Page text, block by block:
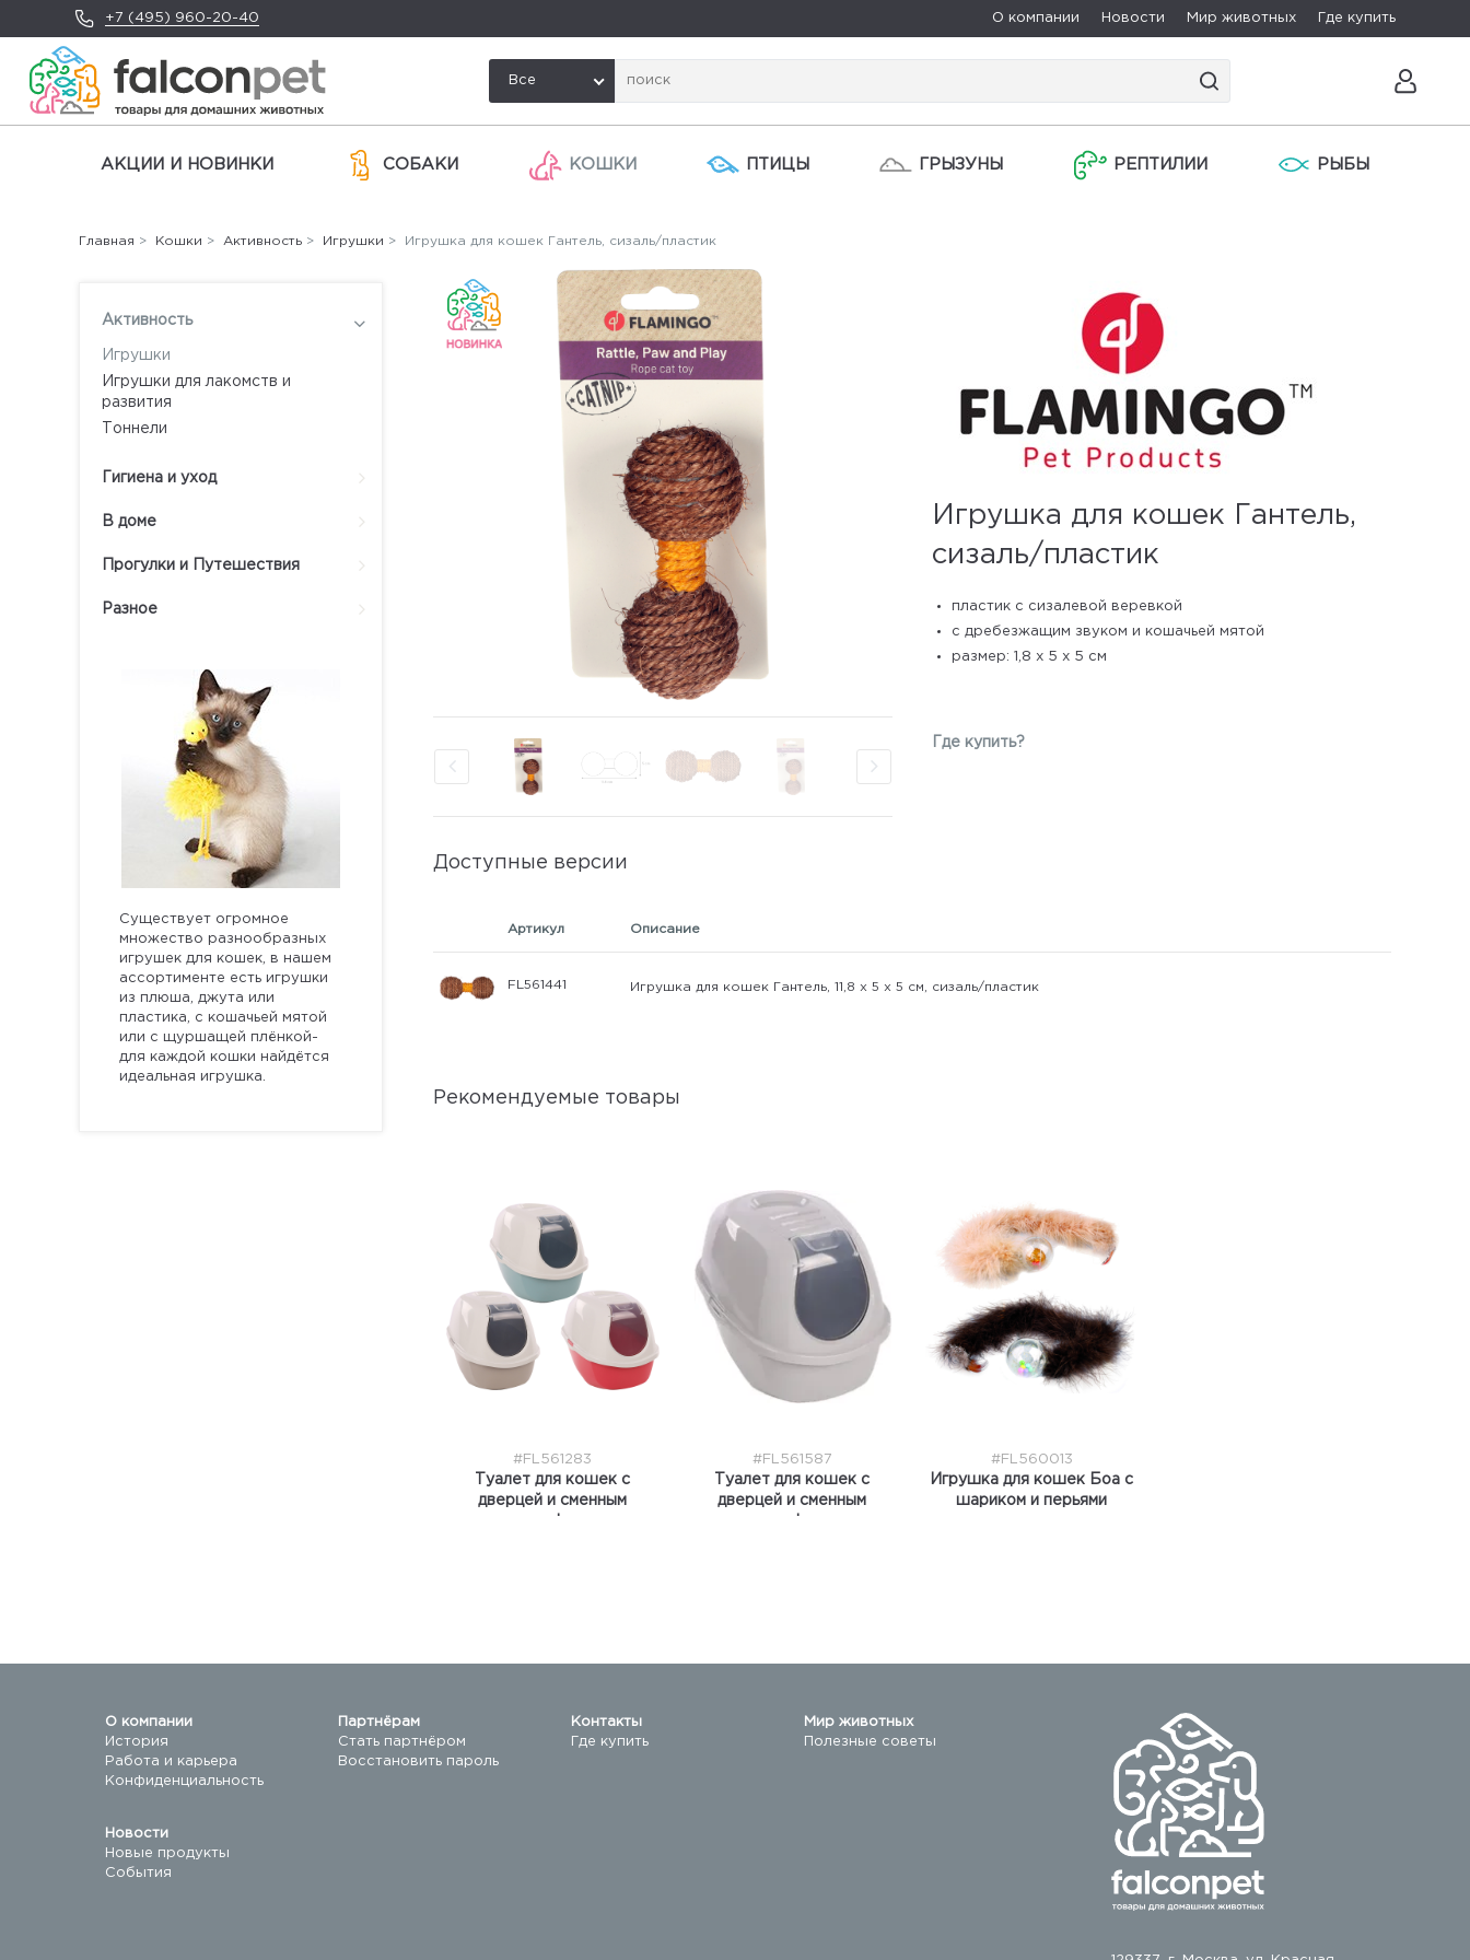
+7 (495) 960-20-40 О компании Новости Мир животных Где купить
Все
АКЦИИ И НОВИНКИ СОБАКИ КОШКИ ПТИЦЫ ГРЫЗУНЫ РЕПТИЛИИ РЫБЫ
Активность
Игрушки
Игрушки для лакомств и
развития
Тоннели
Гигиена и уход
В доме
Прогулки и Путешествия
Разное
Существует огромное
множество разнообразных
игрушек для кошек, в нашем
ассортименте есть игрушки
из плюша, джута или
пластика, с кошачьей мятой
или с щуршащей плёнкой-
для каждой кошки найдётся
идеальная игрушка.
Главная > Кошки > Активность > Игрушки > Игрушка для кошек Гантель, сизаль/пластик
Игрушка для кошек Гантель,
сизаль/пластик
пластик с сизалевой веревкой
с дребезжащим звуком и кошачьей мятой
размер: 1,8 x 5 x 5 см
Где купить?
Доступные версии
Артикул Описание
FL561441 Игрушка для кошек Гантель, 11,8 x 5 x 5 см, сизаль/пластик
Рекомендуемые товары
#FL561283
Туалет для кошек с
дверцей и сменным
#FL561587
Туалет для кошек с
дверцей и сменным
#FL560013
Игрушка для кошек Боа с
шариком и перьями
О компании
История
Работа и карьера
Конфиденциальность
Партнёрам
Стать партнёром
Восстановить пароль
Контакты
Где купить
Мир животных
Полезные советы
Новости
Новые продукты
События